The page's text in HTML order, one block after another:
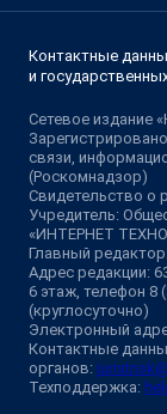
Контактные
и
Сетевое издание
связи,
(Роскомнадзор)
Свидетельство о
Учредитель:
«ИНТЕРНЕТ
Главный
Адрес редакции:
6 этаж, телефон 8
(круглосуточно)
Электронный
Контактные
органов:
Техподдержка: